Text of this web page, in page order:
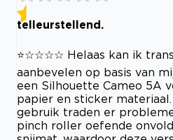
telleurstellend.
⭐☆☆☆☆ Helaas kan ik
aanbevelen op basis van
een Silhouette Cameo 5A
papier en sticker
gebruik traden er
pinch roller oefende